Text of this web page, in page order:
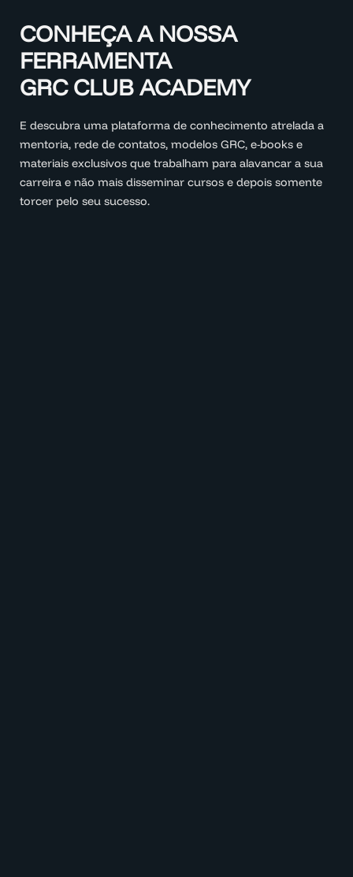
CONHEÇA A NOSSA
FERRAMENTA
GRC CLUB ACADEMY
E descubra uma plataforma de conhecimento atrelada a
mentoria, rede de contatos, modelos GRC, e-books e
materiais exclusivos que trabalham para alavancar a sua
carreira e não mais disseminar cursos e depois somente
torcer pelo seu sucesso.